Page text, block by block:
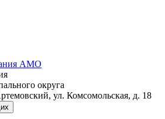
округа
ул. Комсомольская, д. 18